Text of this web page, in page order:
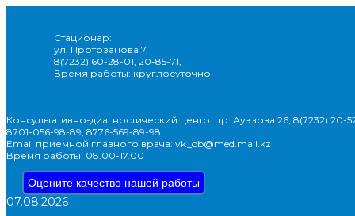
Стационар:
ул. Протозанова 7,
8(7232) 60-28-01, 20-85-71,
Время работы: круглосуточно
Консультативно-диагностический центр: пр. Ауэзова 26, 8(7232) 20-
8701-056-98-89, 8776-569-89-98
Email приемной главного врача: vk_ob@med.mail.kz
Время работы: 08.00-17.00
Оцените качество нашей работы
07.08.2026